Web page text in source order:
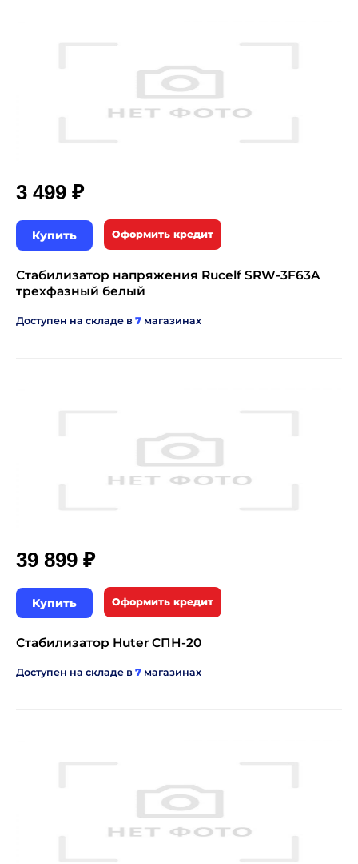
3 499 ₽
Купить Оформить кредит
Стабилизатор напряжения Rucelf SRW-3F63A
трехфазный белый
Доступен на складе в 7 магазинах
39 899 ₽
Купить Оформить кредит
Стабилизатор Huter СПН-20
Доступен на складе в 7 магазинах